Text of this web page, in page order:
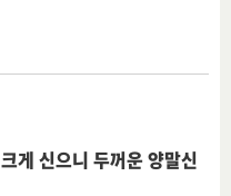
게 신으니 두꺼운 양말신